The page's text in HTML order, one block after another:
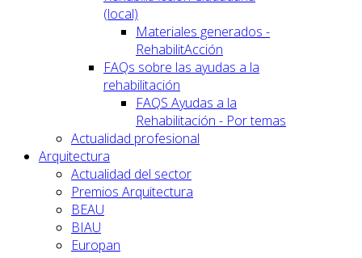
(local)
Materiales generados -
RehabilitAcción
FAQs sobre las ayudas a la
rehabilitación
FAQS Ayudas a la
Rehabilitación - Por temas
Actualidad profesional
Arquitectura
Actualidad del sector
Premios Arquitectura
BEAU
BIAU
Europan